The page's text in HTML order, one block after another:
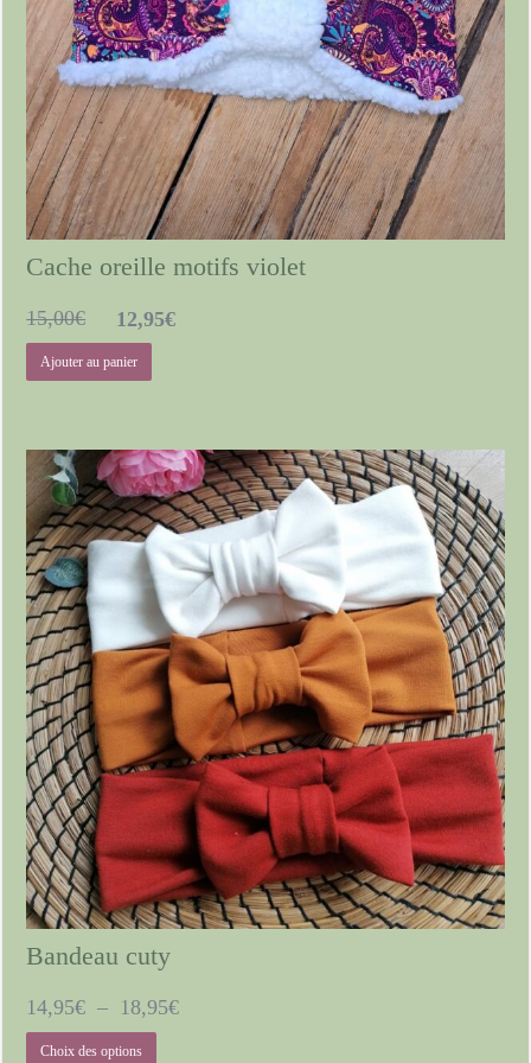
Cache oreille motifs violet
15,00€
prix
initial
12,95€
Ajouter au panier
Bandeau cuty
14,95€ – 18,95€Plage
Choix des options
Ce